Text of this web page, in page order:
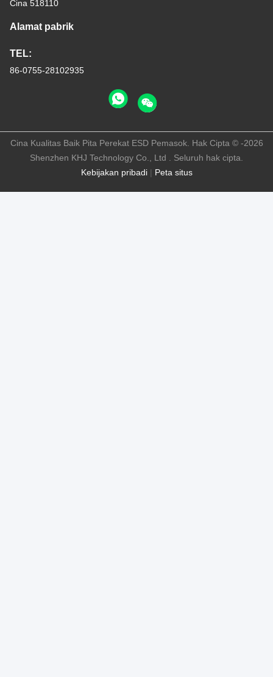
Cina 518110
Alamat pabrik
TEL:
86-0755-28102935
Kebijakan pribadi| Peta situs
Cina Kualitas Baik Pita Perekat ESD Pemasok. Hak Cipta © -2026
Shenzhen KHJ Technology Co., Ltd . Seluruh hak cipta.